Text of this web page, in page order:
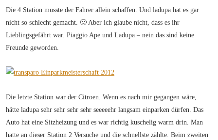
Die 4 Station musste der Fahrer allein schaffen. Und ladupa hat es gar
nicht so schlecht gemacht. 🙂 Aber ich glaube nicht, dass es ihr
Lieblingsgefährt war. Piaggio Ape und Ladupa – nein das sind keine
Freunde geworden.
Die letzte Station war der Citroen. Wenn es nach mir gegangen wäre,
hätte ladupa sehr sehr sehr sehr seeeeehr langsam einparken dürfen. Das
Auto hat eine Sitzheizung und es war richtig kuschelig warm drin. Man
hatte an dieser Station 2 Versuche und die schnellste zählte. Beim zweiten